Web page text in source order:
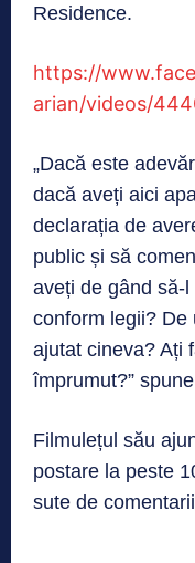
Residence.
https://
arian/videos/
„Dacă este
dacă aveți aici
declarația de
public și să
aveți de gând să-
conform legii? De
ajutat cineva? Ați
împrumut?”
Filmulețul său
postare la peste
sute de